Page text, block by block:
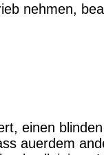
nehmen,
einen
auerdem